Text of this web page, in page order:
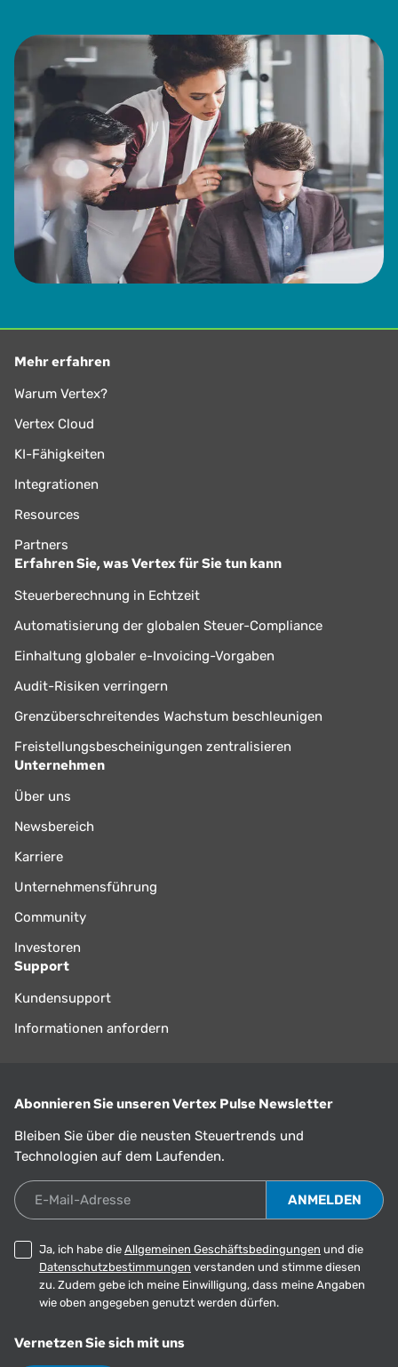
Mehr erfahren
Warum Vertex?
Vertex Cloud
KI-Fähigkeiten
Integrationen
Resources
Partners
Erfahren Sie, was Vertex für Sie tun kann
Steuerberechnung in Echtzeit
Automatisierung der globalen Steuer-Compliance
Einhaltung globaler e-Invoicing-Vorgaben
Audit-Risiken verringern
Grenzüberschreitendes Wachstum beschleunigen
Freistellungsbescheinigungen zentralisieren
Unternehmen
Über uns
Newsbereich
Karriere
Unternehmensführung
Community
Investoren
Support
Kundensupport
Informationen anfordern
Abonnieren Sie unseren Vertex Pulse Newsletter
Bleiben Sie über die neusten Steuertrends und
Technologien auf dem Laufenden.
E-Mail-Adresse
Ja, ich habe die Allgemeinen Geschäftsbedingungen und die
Datenschutzbestimmungen verstanden und stimme diesen
zu. Zudem gebe ich meine Einwilligung, dass meine Angaben
wie oben angegeben genutzt werden dürfen.
Vernetzen Sie sich mit uns